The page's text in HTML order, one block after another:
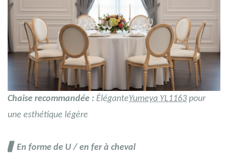
Chaise recommandée : ÉléganteYumeya YL1163 pour
une esthétique légère
▋ En forme de U / en fer à cheval